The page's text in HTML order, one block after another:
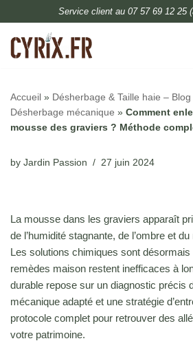
Skip
to
Service client au 07 57 69 12 25
Accueil » Désherbage & Taille haie –
Désherbage mécanique » Comment
mousse des graviers ? Méthode
by Jardin Passion 27 juin 2024
La mousse dans les graviers apparaît
de l’humidité stagnante, de l’ombre et
Les solutions chimiques sont désormais
remèdes maison restent inefficaces à
durable repose sur un diagnostic précis
mécanique adapté et une stratégie
protocole complet pour retrouver des
votre patrimoine.